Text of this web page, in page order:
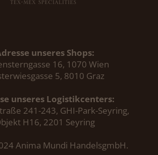
unseres Shops:
16, 1070 Wien
5, 8010 Graz
unseres Logistikcenters:
241-243, GHI-Park-Seyring,
H16, 2201 Seyring
Anima Mundi HandelsgmbH.